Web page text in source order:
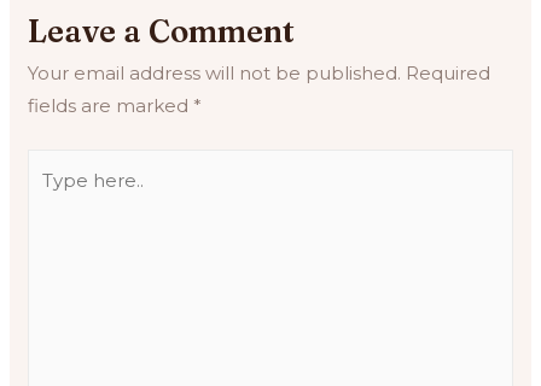
Leave a Comment
Your email address will not be published. Required
fields are marked *